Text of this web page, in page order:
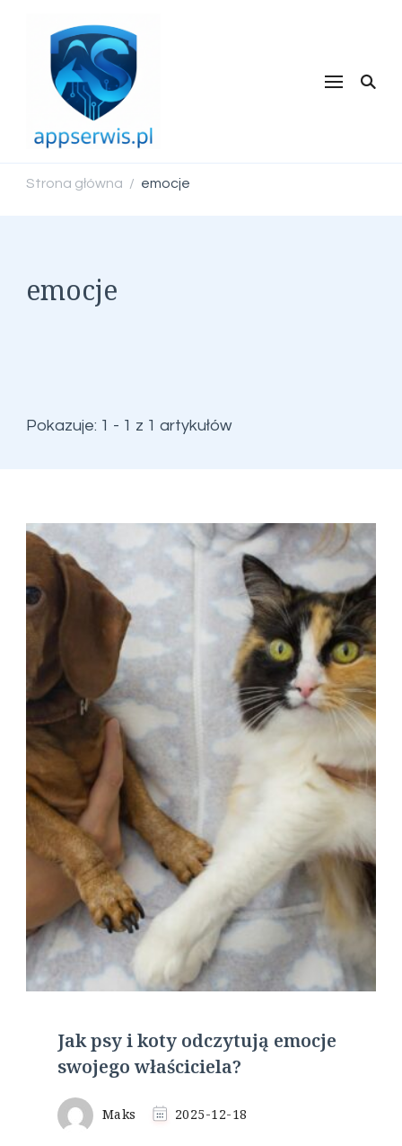
Strona główna / emocje
emocje
Pokazuje: 1 - 1 z 1 artykułów
Jak psy i koty odczytują emocje
swojego właściciela?
Maks 2025-12-18